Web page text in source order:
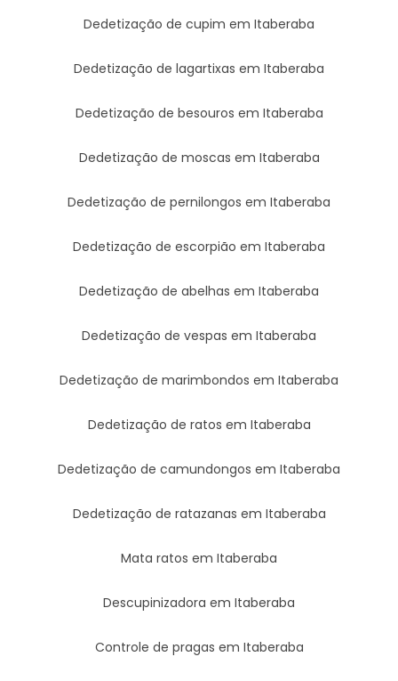
Dedetização de cupim em Itaberaba
Dedetização de lagartixas em Itaberaba
Dedetização de besouros em Itaberaba
Dedetização de moscas em Itaberaba
Dedetização de pernilongos em Itaberaba
Dedetização de escorpião em Itaberaba
Dedetização de abelhas em Itaberaba
Dedetização de vespas em Itaberaba
Dedetização de marimbondos em Itaberaba
Dedetização de ratos em Itaberaba
Dedetização de camundongos em Itaberaba
Dedetização de ratazanas em Itaberaba
Mata ratos em Itaberaba
Descupinizadora em Itaberaba
Controle de pragas em Itaberaba